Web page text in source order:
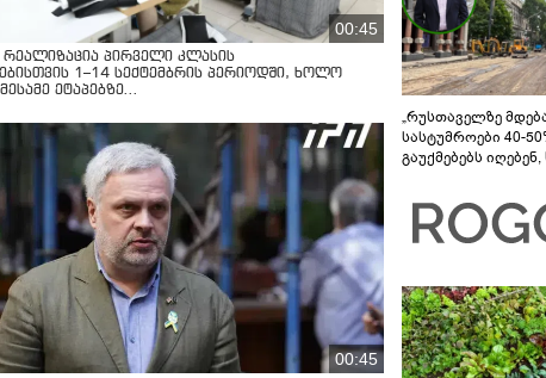
00:45
პირველი კლასის
1–14 სექტემბრის პერიოდში, ხოლო
ეტაპებზე...
00:45
„რუსთაველზე
სასტუმროები 40-
გაუქმებებს
შეხვდებოდა“